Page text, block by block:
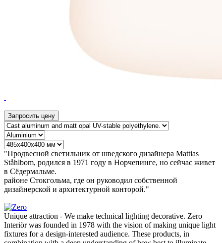
Запросить цену
"Продвесной светильник от шведского дизайнера Mattias
Ståhlbom, родился в 1971 году в Норчепинге, но сейчас живет
в Сёдермальме.
районе Стокгольма, где он руководил собственной
дизайнерской и архитектурной конторой."
Unique attraction - We make technical lighting decorative. Zero
Interiör was founded in 1978 with the vision of making unique light
fixtures for a design-interested audience. These products, in